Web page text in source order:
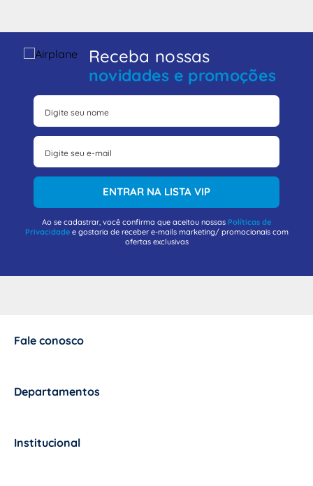
Receba nossas
novidades e promoções
ENTRAR NA LISTA VIP
Ao se cadastrar, você confirma que aceitou nossas Políticas de
Privacidadee gostaria de receber e-mails marketing/ promocionais com
ofertas exclusivas
Fale conosco
Departamentos
Institucional